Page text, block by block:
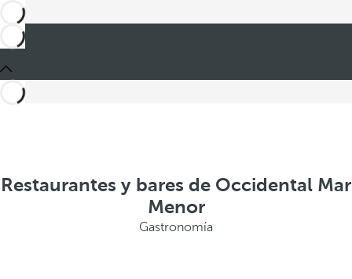
Restaurantes y bares de Occidental Mar
Menor
Gastronomía